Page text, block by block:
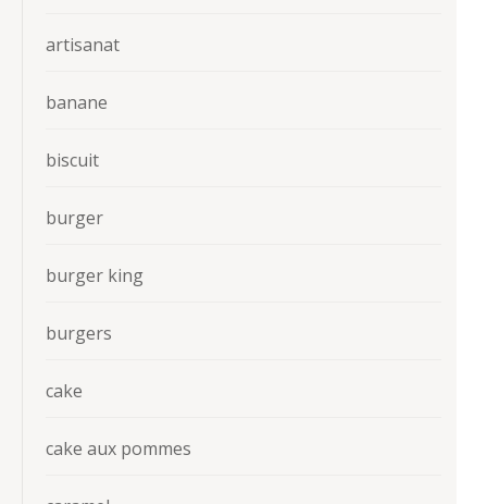
artisanat
banane
biscuit
burger
burger king
burgers
cake
cake aux pommes